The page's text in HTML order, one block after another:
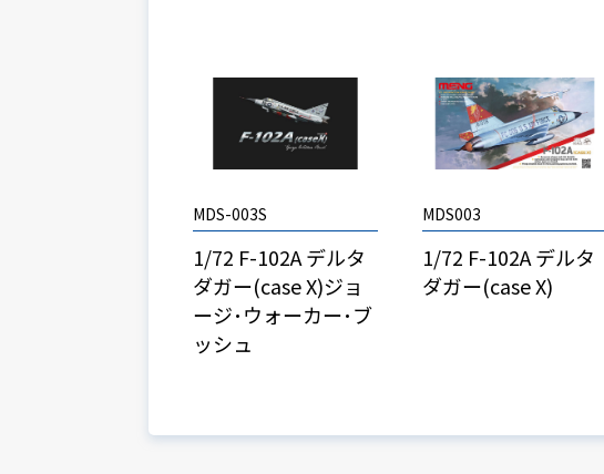
MDS-003S
1/72 F-102A デルタ
ダガー(case X)ジョ
ージ･ウォーカー･ブ
ッシュ
MDS003
1/72 F-102A デルタ
ダガー(case X)